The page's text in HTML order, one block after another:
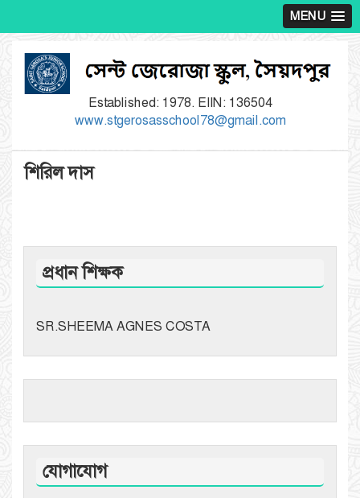
MENU
Established: 1978. EIIN: 136504
www.stgerosasschool78@gmail.com
শিরিল দাস
প্রধান শিক্ষক
SR.SHEEMA AGNES COSTA
যোগাযোগ